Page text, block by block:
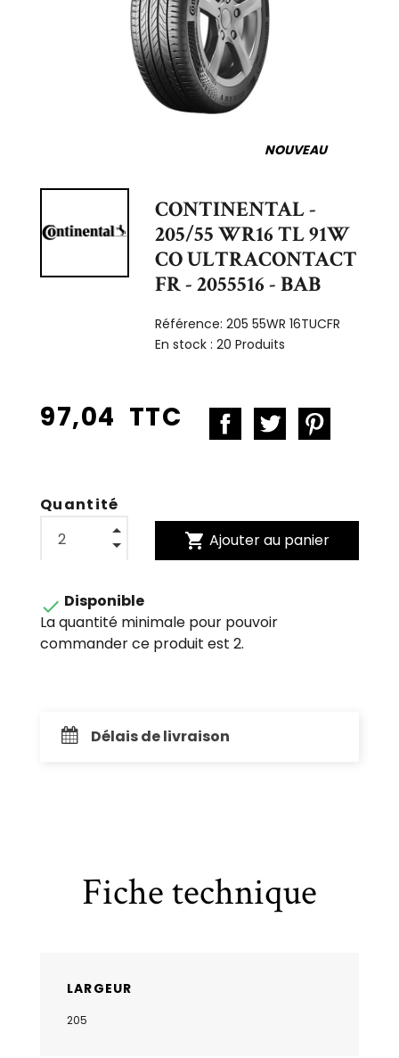
NOUVEAU
CONTINENTAL -
205/55 WR16 TL 91W
CO ULTRACONTACT
FR - 2055516 - BAB
Référence:205 55WR 16TUCFR
En stock :20 Produits
97,04 TTC
Quantité
shopping_cart Ajouter au panier
 Disponible
La quantité minimale pour pouvoir
commander ce produit est 2.
Délais de livraison
Fiche technique
LARGEUR
205